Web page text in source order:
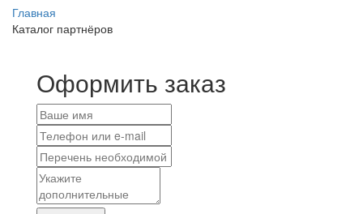
Главная
Каталог партнёров
Оформить заказ